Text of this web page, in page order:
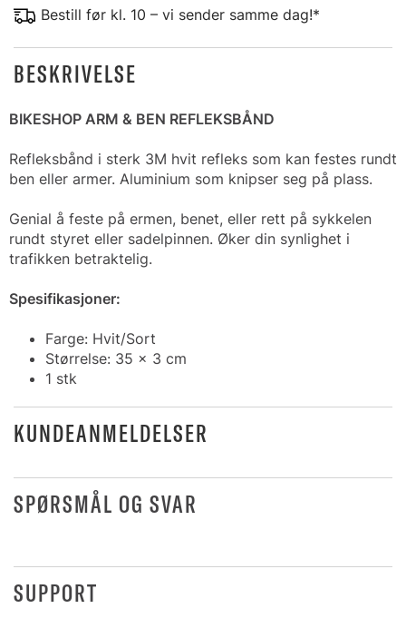
Bestill før kl. 10 – vi sender samme dag!*
BESKRIVELSE
BIKESHOP ARM & BEN REFLEKSBÅND
Refleksbånd i sterk 3M hvit refleks som kan festes rundt
ben eller armer. Aluminium som knipser seg på plass.
Genial å feste på ermen, benet, eller rett på sykkelen
rundt styret eller sadelpinnen. Øker din synlighet i
trafikken betraktelig.
Spesifikasjoner:
Farge: Hvit/Sort
Størrelse: 35 x 3 cm
1 stk
KUNDEANMELDELSER
SPØRSMÅL OG SVAR
SUPPORT